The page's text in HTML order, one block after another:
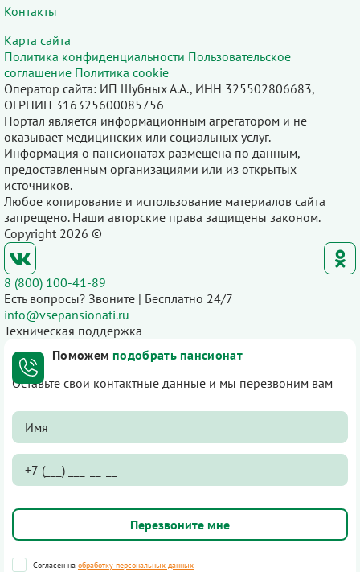
Контакты
Карта сайта
Политика конфиденциальности Пользовательское
соглашение Политика cookie
Оператор сайта: ИП Шубных А.А., ИНН 325502806683,
ОГРНИП 316325600085756
Портал является информационным агрегатором и не
оказывает медицинских или социальных услуг.
Информация о пансионатах размещена по данным,
предоставленным организациями или из открытых
источников.
Любое копирование и использование материалов сайта
запрещено. Наши авторские права защищены законом.
Copyright 2026 ©
8 (800) 100-41-89
Есть вопросы? Звоните | Бесплатно 24/7
info@vsepansionati.ru
Техническая поддержка
Поможем подобрать пансионат
Оставьте свои контактные данные и мы перезвоним вам
Согласен на обработку персональных данных